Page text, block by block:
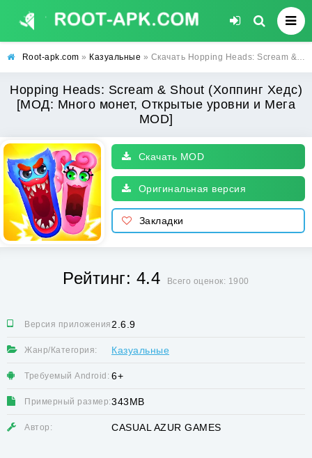
Root-apk.com » Казуальные » Скачать Hopping Heads: Scream & Shout (Хоппинг Хедс) [МОД: Много монет, Открытые уровни и Мега MOD] | Взлом Hopping Heads: Scream & Shout на Андроид
Hopping Heads: Scream & Shout (Хоппинг Хедс)
[МОД: Много монет, Открытые уровни и Мега
MOD]
Скачать MOD
Оригинальная версия
Закладки
Рейтинг: 4.4 Всего оценок: 1900
Версия приложения:2.6.9
Жанр/Категория: Казуальные
Требуемый Android: 6+
Примерный размер:343MB
Автор: CASUAL AZUR GAMES